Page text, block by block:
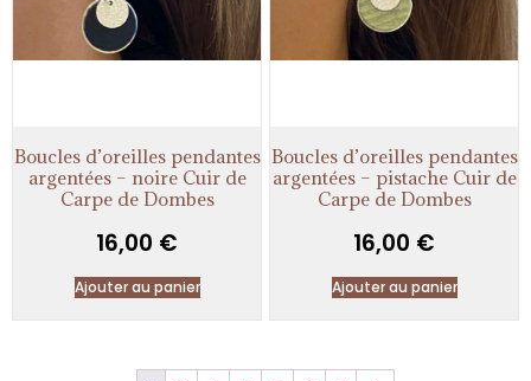
Boucles d’oreilles pendantes
argentées – noire Cuir de
Carpe de Dombes
16,00 €
Ajouter au panier
Boucles d’oreilles pendantes
argentées – pistache Cuir de
Carpe de Dombes
16,00 €
Ajouter au panier